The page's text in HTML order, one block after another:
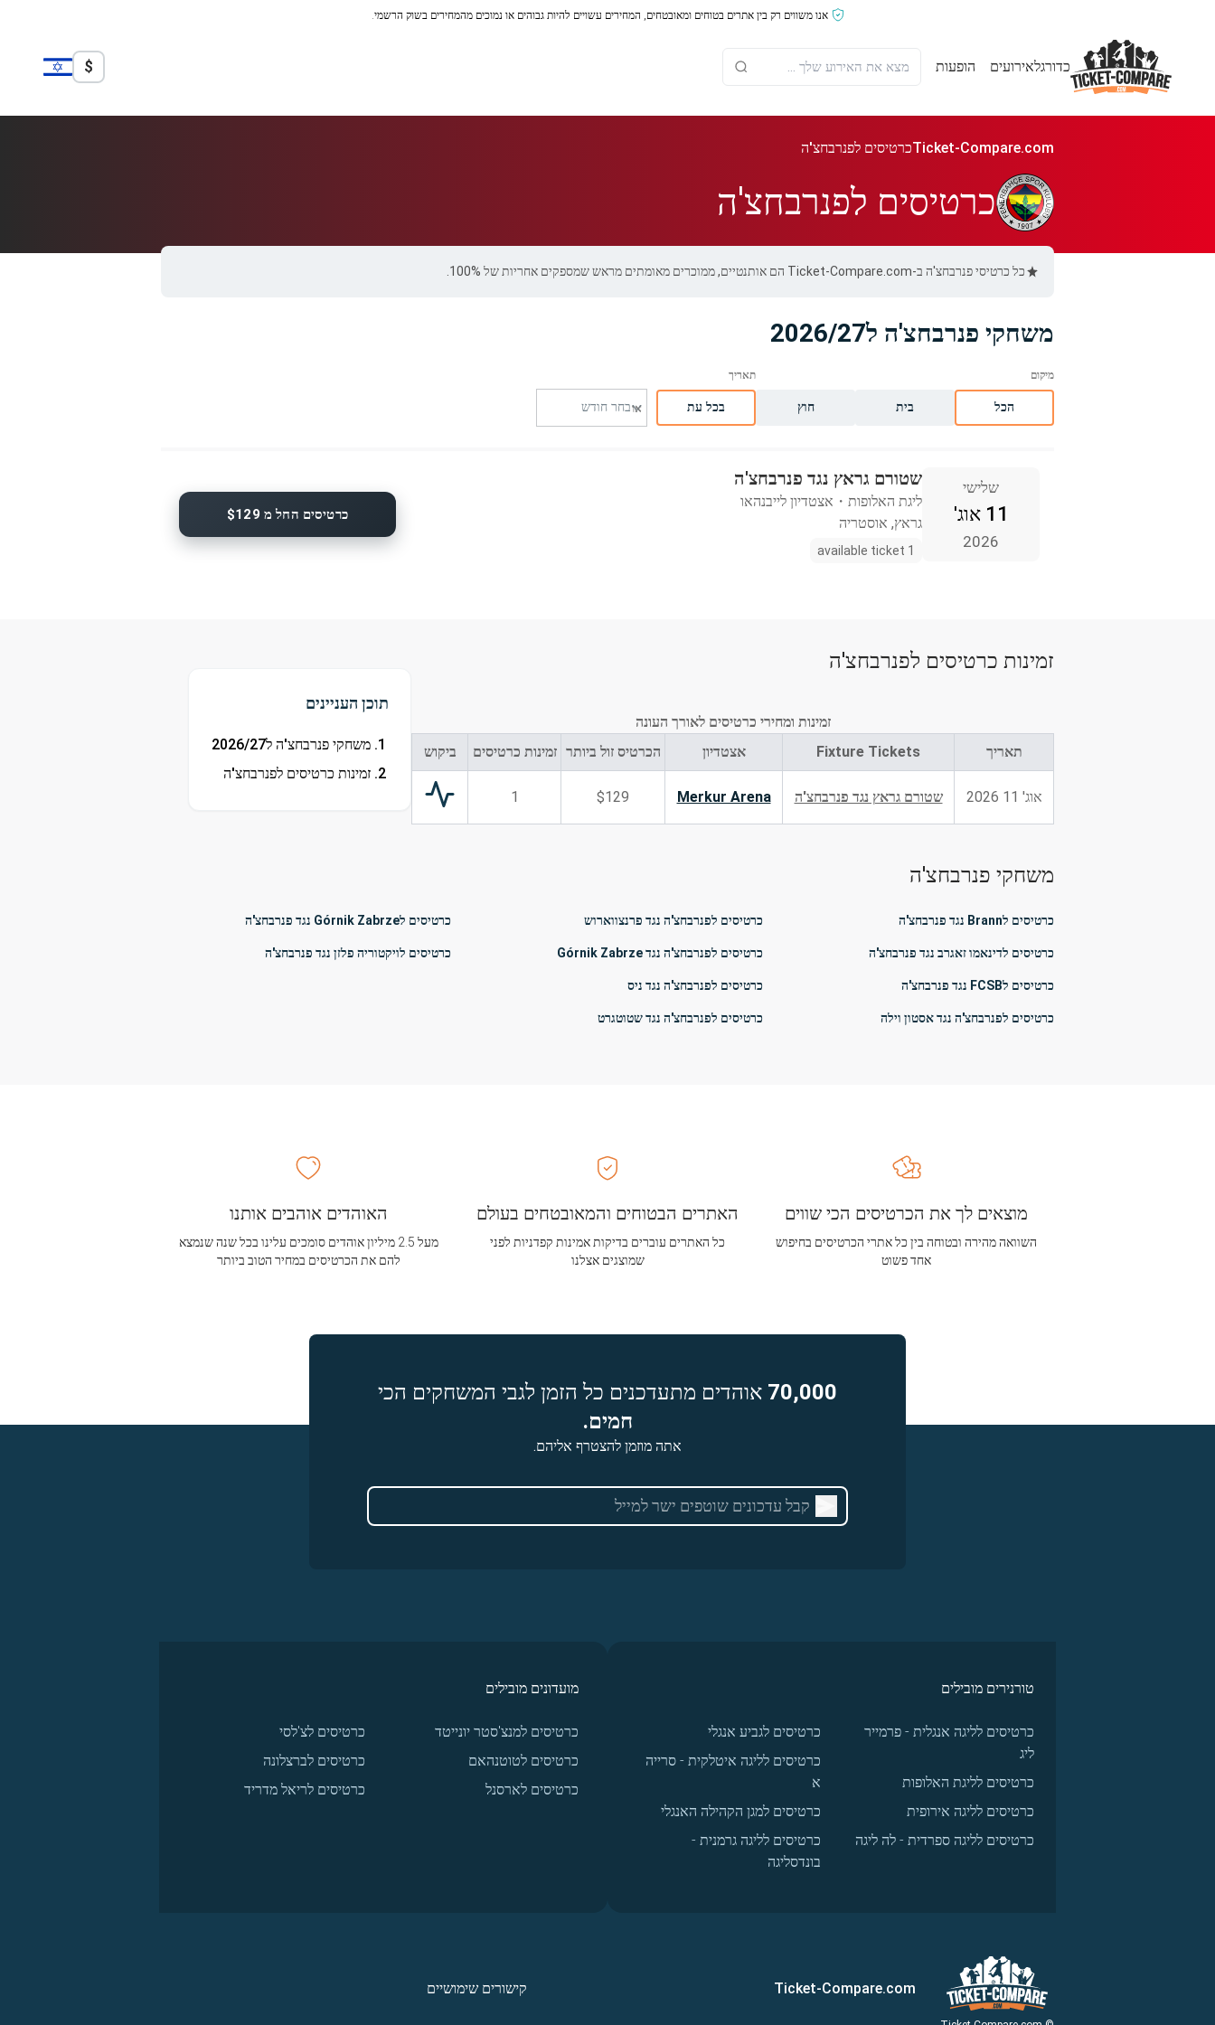
אנו משווים רק בין אתרים בטוחים ומאובטחים, המחירים עשויים להיות גבוהים או נמוכים מהמחירים בשוק הרשמי.
כדורגלאירועים הופעות $
Ticket-Compare.comכרטיסים לפנרבחצ'ה
כרטיסים לפנרבחצ'ה
כל כרטיסי פנרבחצ'ה ב-Ticket-Compare.com הם אותנטיים, ממוכרים מאומתים מראש שמספקים אחריות של 100%.
משחקי פנרבחצ'ה ל2026/27
הכל בית חוץ בכל עת
שלישי
11 אוג'
2026
שטורם גראץ נגד פנרבחצ'ה
ליגת האלופות ・ אצטדיון לייבנהאו
גראץ, אוסטריה
1 available ticket
כרטיסים החל מ $129
זמינות כרטיסים לפנרבחצ'ה
זמינות ומחירי כרטיסים לאורך העונה
תאריך
Fixture Tickets אצטדיון הכרטיס זול ביותר זמינות כרטיסים ביקוש
אוג' 11 2026 שטורם גראץ נגד פנרבחצ'ה Merkur Arena
$129
1
תוכן העניינים
משחקי פנרבחצ'ה ל2026/27
זמינות כרטיסים לפנרבחצ'ה
משחקי פנרבחצ'ה
כרטיסים לBrann נגד פנרבחצ'ה
כרטיסים לדינאמו זאגרב נגד פנרבחצ'ה
כרטיסים לFCSB נגד פנרבחצ'ה
כרטיסים לפנרבחצ'ה נגד אסטון וילה
כרטיסים לפנרבחצ'ה נגד פרנצווארוש
כרטיסים לפנרבחצ'ה נגד Górnik Zabrze
כרטיסים לפנרבחצ'ה נגד ניס
כרטיסים לפנרבחצ'ה נגד שטוטגרט
כרטיסים לGórnik Zabrze נגד פנרבחצ'ה
כרטיסים לויקטוריה פלזן נגד פנרבחצ'ה
האתרים הבטוחים והמאובטחים בעולם
כל האתרים עוברים בדיקות אמינות קפדניות לפני
שמוצגים אצלנו
מוצאים לך את הכרטיסים הכי שווים
השוואה מהירה ובטוחה בין כל אתרי הכרטיסים בחיפוש
אחד פשוט
האוהדים אוהבים אותנו
מעל 2.5 מיליון אוהדים סומכים עלינו בכל שנה שנמצא
להם את הכרטיסים במחיר הטוב ביותר
70,000 אוהדים מתעדכנים כל הזמן לגבי המשחקים הכי
חמים.
אתה מוזמן להצטרף אליהם.
טורנירים מובילים
כרטיסים לליגה אנגלית - פרמייר
ליג
כרטיסים לליגת האלופות
כרטיסים לליגה אירופית
כרטיסים לליגה ספרדית - לה ליגה
כרטיסים לגביע אנגלי
כרטיסים לליגה איטלקית - סרייה
א
כרטיסים למגן הקהילה האנגלי
כרטיסים לליגה גרמנית -
בונדסליגה
מועדונים מובילים
כרטיסים למנצ'סטר יונייטד
כרטיסים לטוטנהאם
כרטיסים לארסנל
כרטיסים לצ'לסי
כרטיסים לברצלונה
כרטיסים לריאל מדריד
Ticket-Compare.com קישורים שימושיים